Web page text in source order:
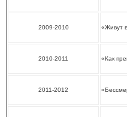
2009-2010 «Живут
2010-2011 «Как
2011-2012